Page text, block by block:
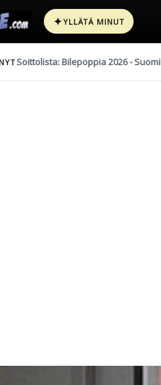
✦YLLÄTÄ MINUT
Soittolista: Bilepoppia 2026 -